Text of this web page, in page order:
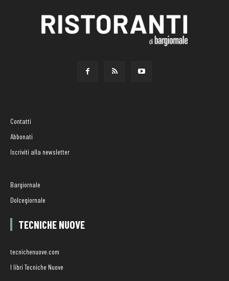
Contatti
Abbonati
Iscriviti alla newsletter
Bargiornale
Dolcegiornale
TECNICHE NUOVE
tecnichenuove.com
I libri Tecniche Nuove